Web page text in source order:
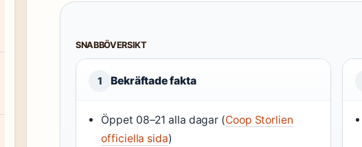
SNABBÖVERSIKT
1 Bekräftade fakta
Öppet 08–21 alla dagar (Coop Storlien
officiella sida)